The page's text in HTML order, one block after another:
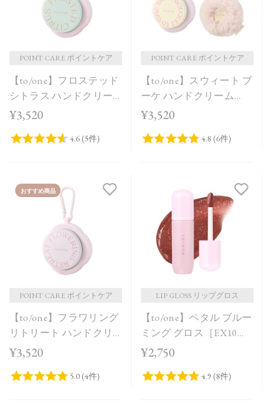
POINT CARE ポイントケア
【to/one】フロステッド
シトラス ハンドクリー
ム＜限定品＞
¥3,520
POINT CARE ポイントケア
【to/one】スウィート ブ
ーケ ハンドクリーム
［S,F］＜限定品＞
¥3,520
おすすめ商品
POINT CARE ポイントケア
【to/one】フラワリング
リトリート ハンドクリ
ーム＜限定品＞
¥3,520
LIP GLOSS リップグロス
【to/one】ペタル ブルー
ミング グロス［EX10］
＜Holiday Collection＞
¥2,750